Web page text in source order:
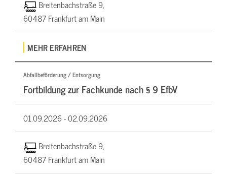
Breitenbachstraße 9,
60487 Frankfurt am Main
MEHR ERFAHREN
Abfallbeförderung / Entsorgung
Fortbildung zur Fachkunde nach § 9 EfbV
01.09.2026 -02.09.2026
Breitenbachstraße 9,
60487 Frankfurt am Main